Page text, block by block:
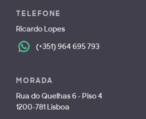
TELEFONE
Ricardo Lopes
(+351) 964 695 793
MORADA
Rua do Quelhas 6 - Piso 4
1200-781 Lisboa